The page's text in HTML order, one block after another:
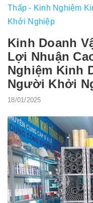
Thấp - Kinh Nghiệm
Khởi Nghiệp
Kinh Doanh
Lợi Nhuận
Nghiệm Kinh
Người Khởi
18/01/2025